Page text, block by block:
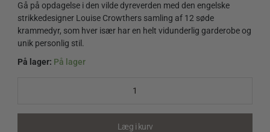
Gå på opdagelse i den vilde dyreverden med den engelske
strikkedesigner Louise Crowthers samling af 12 søde
krammedyr, som hver især har en helt vidunderlig garderobe og
unik personlig stil.
På lager: På lager
Strikkede
Læg i kurv